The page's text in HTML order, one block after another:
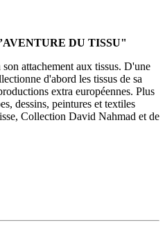
DU TISSU"
attachement aux tissus. D'une
d'abord les tissus de sa
extra européennes. Plus
dessins, peintures et textiles
Collection David Nahmad et de